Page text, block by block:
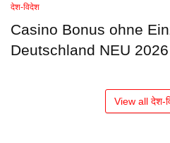
देश-विदेश
Casino Bonus ohne
Deutschland NEU 2026
View all देश-